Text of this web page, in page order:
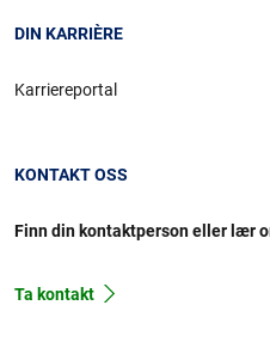
DIN KARRIÈRE
Karriereportal
KONTAKT OSS
Finn din kontaktperson eller lær
Ta kontakt